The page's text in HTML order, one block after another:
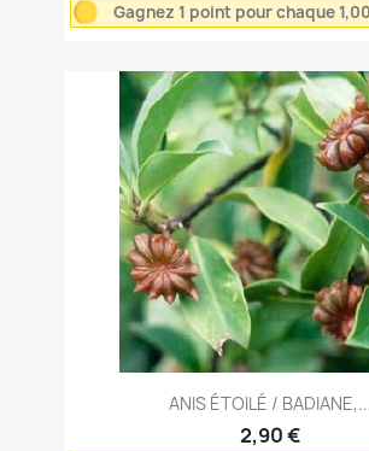
Gagnez 1 point pour chaque
ANIS ÉTOILÉ /
2,90 €